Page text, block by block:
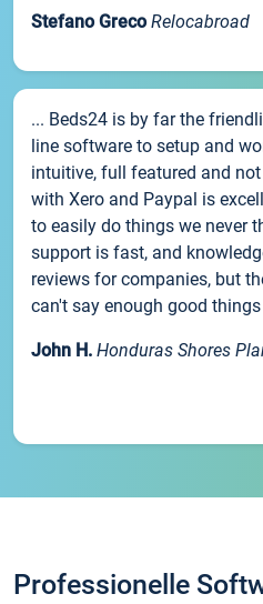
Stefano Greco Relocabroad
... Beds24 is by far the
line software to setup and
intuitive, full featured and
with Xero and Paypal is
to easily do things we never
support is fast, and
reviews for companies, but
can't say enough good
John H. Honduras Shores
Professionelle